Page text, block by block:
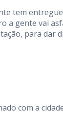
tem
a gente vai
para dar
com a